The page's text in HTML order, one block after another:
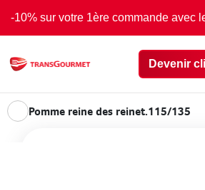
-10% sur votre 1ère commande avec
Devenir
Pomme reine des reinet.115/135